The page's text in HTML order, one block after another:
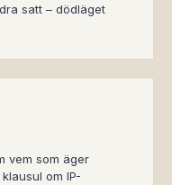
satt – dödläget
vem som äger
om IP-